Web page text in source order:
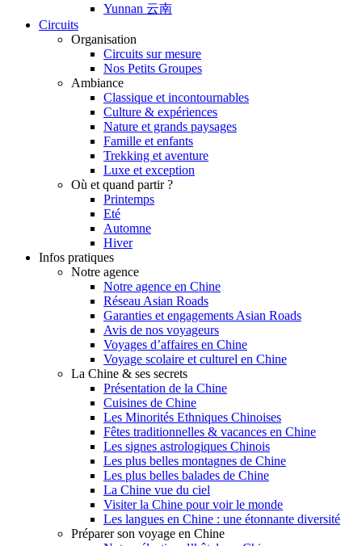
Yunnan 云南
Circuits
Organisation
Circuits sur mesure
Nos Petits Groupes
Ambiance
Classique et incontournables
Culture & expériences
Nature et grands paysages
Famille et enfants
Trekking et aventure
Luxe et exception
Où et quand partir ?
Printemps
Eté
Automne
Hiver
Infos pratiques
Notre agence
Notre agence en Chine
Réseau Asian Roads
Garanties et engagements Asian Roads
Avis de nos voyageurs
Voyages d’affaires en Chine
Voyage scolaire et culturel en Chine
La Chine & ses secrets
Présentation de la Chine
Cuisines de Chine
Les Minorités Ethniques Chinoises
Fêtes traditionnelles & vacances en Chine
Les signes astrologiques Chinois
Les plus belles montagnes de Chine
Les plus belles balades de Chine
La Chine vue du ciel
Visiter la Chine pour voir le monde
Les langues en Chine : une étonnante diversité
Préparer son voyage en Chine